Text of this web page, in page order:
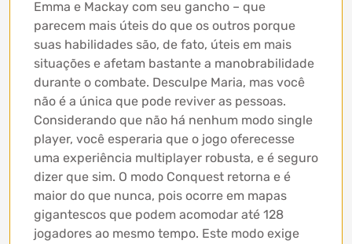
Emma e Mackay com seu gancho – que
parecem mais úteis do que os outros porque
suas habilidades são, de fato, úteis em mais
situações e afetam bastante a manobrabilidade
durante o combate. Desculpe Maria, mas você
não é a única que pode reviver as pessoas.
Considerando que não há nenhum modo single
player, você esperaria que o jogo oferecesse
uma experiência multiplayer robusta, e é seguro
dizer que sim. O modo Conquest retorna e é
maior do que nunca, pois ocorre em mapas
gigantescos que podem acomodar até 128
jogadores ao mesmo tempo. Este modo exige